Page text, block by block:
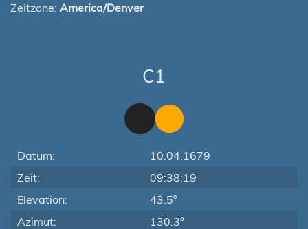
Zeitzone: America/Denver
C1
Datum:
10.04.1679
Zeit:
09:38:19
Elevation:
43.5°
Azimut:
130.3°